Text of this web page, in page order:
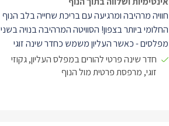
חוויה מרהיבה ומרגיעה עם בריכת שחייה בלב הנוף
החלומי ביותר בצפון! הסוויטה המרהיבה בנויה בשני
מפלסים - כאשר העליון משמש כחדר שינה זוגי
מפנק הבנוי כולו מעץ, ואילו התחתון כולל סלון גדול
(ספות נפתחות למיטות עבור הילדים) ומטבח. בכל
חדר שינה פרטי להורים במפלס העליון, גקוזי
זוגי, מרפסת פרטית מול הנוף